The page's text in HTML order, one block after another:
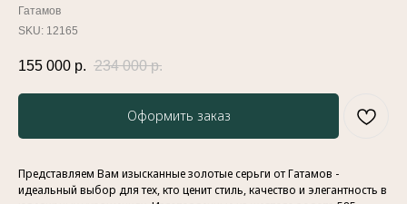
Гатамов
SKU: 12165
155 000 р. 234 000 р.
Оформить заказ
Представляем Вам изысканные золотые серьги от Гатамов -
идеальный выбор для тех, кто ценит стиль, качество и элегантность в